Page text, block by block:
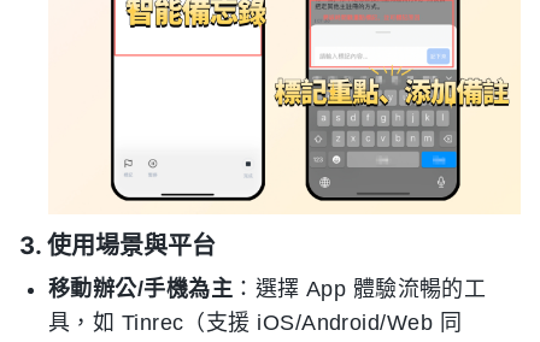
3. 使用場景與平台
移動辦公/手機為主 ：選擇 App 體驗流暢的工
具，如 Tinrec（支援 iOS/Android/Web 同